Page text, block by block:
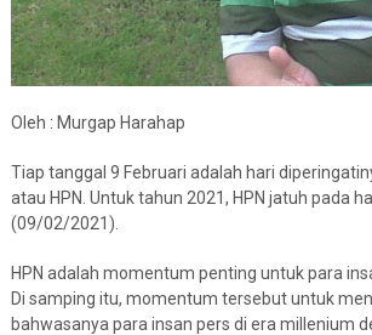
Oleh : Murgap Harahap
Tiap tanggal 9 Februari adalah hari
atau HPN. Untuk tahun 2021, HPN jatuh pada
(09/02/2021).
HPN adalah momentum penting untuk para
Di samping itu, momentum tersebut untuk
bahwasanya para insan pers di era millenium